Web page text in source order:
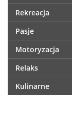
Rekreacja
Pasje
Motoryzacja
Relaks
Kulinarne